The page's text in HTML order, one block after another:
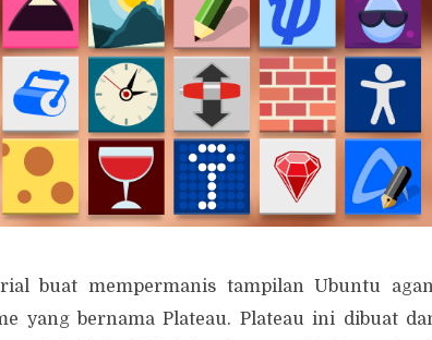
buat mempermanis tampilan Ubuntu
yang bernama Plateau. Plateau ini dibuat